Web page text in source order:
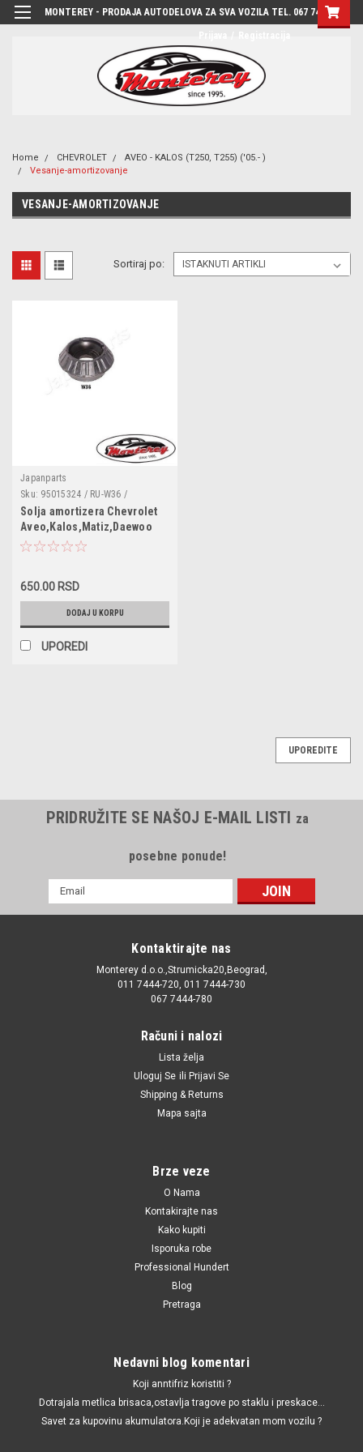
MONTEREY - PRODAJA AUTODELOVA ZA SVA VOZILA TEL. 067 7444-780
Home CHEVROLET
AVEO - KALOS (T250, T255) ('05.- )
Vesanje-amortizovanje
VESANJE-AMORTIZOVANJE
Sortiraj po:
Japanparts
Sku: 95015324 / RU-W36 /
96653239 / 96535011
Solja amortizera Chevrolet
Aveo,Kalos,Matiz,Daewoo
Kalos
650.00 RSD
DODAJ U KORPU
UPOREDI
95015324 / RU-W36 / 96653239 / 96535011
Solja amortizera Chevrolet
Solja amortizera Chevrolet Aveo,Kalos,Matiz,Daewoo Kalos
DODAJ U KORPU
UPOREDITE
PRIDRUŽITE SE NAŠOJ E-MAIL LISTI za
posebne ponude!
mail
Kontaktirajte nas
Monterey d.o.o.,Strumicka20,Beograd,
011 7444-720, 011 7444-730
067 7444-780
Računi i nalozi
Lista želja
Uloguj Se ili Prijavi Se
Shipping & Returns
Mapa sajta
Brze veze
O Nama
Kontakirajte nas
Kako kupiti
Isporuka robe
Professional Hundert
Blog
Pretraga
Nedavni blog komentari
Koji anntifriz koristiti ?
Dotrajala metlica brisaca,ostavlja tragove po staklu i preskace...
Savet za kupovinu akumulatora.Koji je adekvatan mom vozilu ?